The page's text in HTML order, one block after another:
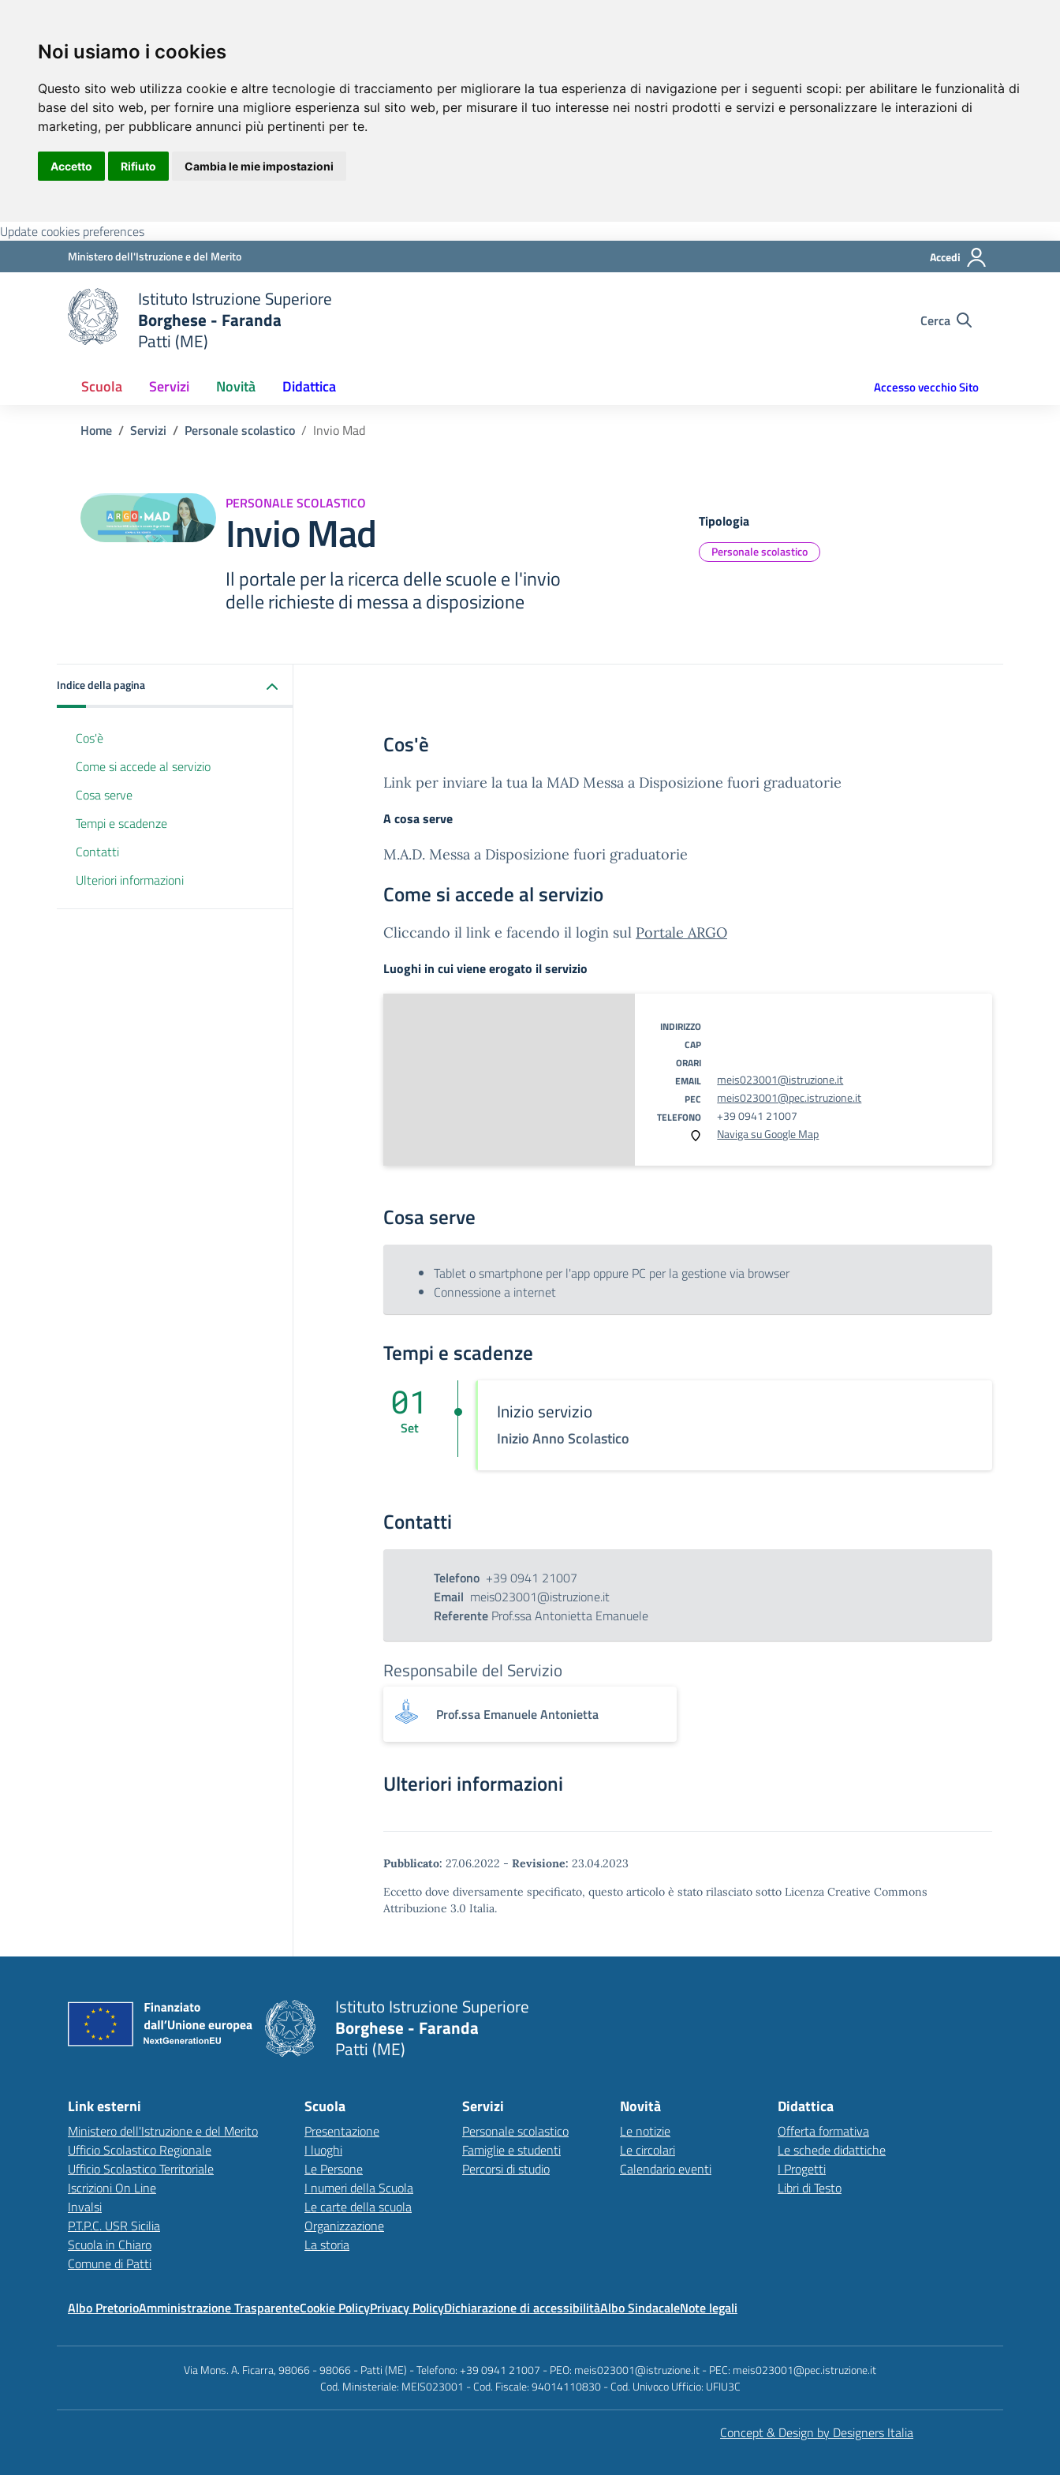
Noi usiamo i cookies
Questo sito web utilizza cookie e altre tecnologie di tracciamento per migliorare la tua esperienza di navigazione per i seguenti scopi: per abilitare le funzionalità di
base del sito web, per fornire una migliore esperienza sul sito web, per misurare il tuo interesse nei nostri prodotti e servizi e personalizzare le interazioni di
marketing, per pubblicare annunci più pertinenti per te.
Accetto Rifiuto Cambia le mie impostazioni
Update cookies preferences
Ministero dell'Istruzione e del Merito Accedi
Istituto Istruzione Superiore
Borghese - Faranda
Patti (ME)
Cerca
Scuola Servizi Novità Didattica Accesso vecchio Sito
Home Servizi Personale scolastico Invio Mad
PERSONALE SCOLASTICO
Invio Mad
Il portale per la ricerca delle scuole e l'invio
delle richieste di messa a disposizione
Tipologia
Personale scolastico
Indice della pagina
Cos'è
Come si accede al servizio
Cosa serve
Tempi e scadenze
Contatti
Ulteriori informazioni
Cos'è
Link per inviare la tua la MAD Messa a Disposizione fuori graduatorie
A cosa serve
M.A.D. Messa a Disposizione fuori graduatorie
Come si accede al servizio
Cliccando il link e facendo il login sul Portale ARGO
Luoghi in cui viene erogato il servizio
INDIRIZZO
CAP
ORARI
EMAIL
meis023001@istruzione.it
PEC meis023001@pec.istruzione.it
TELEFONO
+39 0941 21007
Naviga su Google Map
Cosa serve
Tablet o smartphone per l'app oppure PC per la gestione via browser
Connessione a internet
Tempi e scadenze
Inizio servizio
Inizio Anno Scolastico
01
Set
Contatti
Telefono +39 0941 21007
Email meis023001@istruzione.it
Referente Prof.ssa Antonietta Emanuele
Responsabile del Servizio
Prof.ssa Emanuele Antonietta
Ulteriori informazioni
Pubblicato: 27.06.2022 - Revisione: 23.04.2023
Eccetto dove diversamente specificato, questo articolo è stato rilasciato sotto Licenza Creative Commons
Attribuzione 3.0 Italia.
Istituto Istruzione Superiore
Borghese - Faranda
Patti (ME)
Link esterni
Ministero dell'Istruzione e del Merito
Ufficio Scolastico Regionale
Ufficio Scolastico Territoriale
Iscrizioni On Line
Invalsi
P.T.P.C. USR Sicilia
Scuola in Chiaro
Comune di Patti
Scuola
Presentazione
I luoghi
Le Persone
I numeri della Scuola
Le carte della scuola
Organizzazione
La storia
Servizi
Personale scolastico
Famiglie e studenti
Percorsi di studio
Novità
Le notizie
Le circolari
Calendario eventi
Didattica
Offerta formativa
Le schede didattiche
I Progetti
Libri di Testo
Albo PretorioAmministrazione TrasparenteCookie PolicyPrivacy PolicyDichiarazione di accessibilitàAlbo SindacaleNote legali
Via Mons. A. Ficarra, 98066 - 98066 - Patti (ME) - Telefono: +39 0941 21007 - PEO: meis023001@istruzione.it - PEC: meis023001@pec.istruzione.it
Cod. Ministeriale: MEIS023001 - Cod. Fiscale: 94014110830 - Cod. Univoco Ufficio: UFIU3C
Concept & Design by Designers Italia